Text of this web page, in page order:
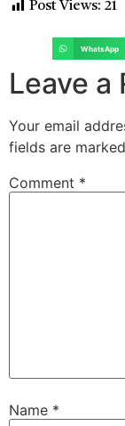
Post Views: 21
WhatsApp
Leave a
Your email
fields are marked
Comment *
Name *